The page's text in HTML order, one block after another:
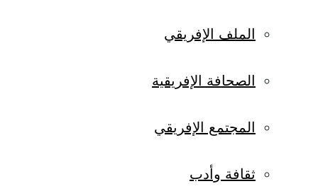
الملف الإفريقي
الصحافة الإفريقية
المجتمع الإفريقي
ثقافة وأدب